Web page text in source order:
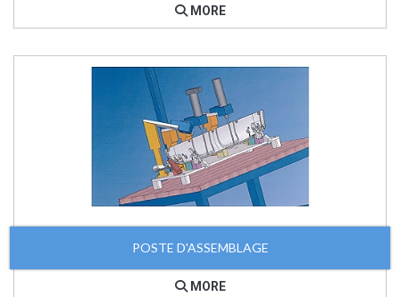
MORE
POSTE D'ASSEMBLAGE
MORE